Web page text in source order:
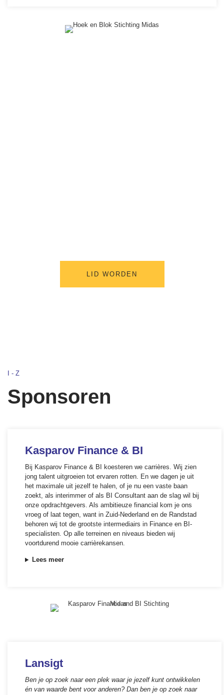
LID WORDEN
I-Z
Sponsoren
Kasparov Finance & BI
Bij Kasparov Finance & BI koesteren we carrières. Wij zien
jong talent uitgroeien tot ervaren rotten. En we dagen je uit
het maximale uit jezelf te halen, of je nu een vaste baan
zoekt, als interimmer of als BI Consultant aan de slag wil bij
onze opdrachtgevers. Als ambitieuze financial kom je ons
vroeg of laat tegen, want in Zuid-Nederland en de Randstad
behoren wij tot de grootste intermediairs in Finance en BI-
specialisten. Op alle terreinen en niveaus bieden wij
voortdurend mooie carrièrekansen.
Lees meer
Lansigt
Ben je op zoek naar een plek waar je jezelf kunt ontwikkelen
én van waarde bent voor anderen? Dan ben je op zoek naar